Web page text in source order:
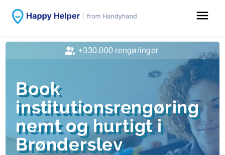
menu
Book
institutionsrengøring
nemt og hurtigt i
Brønderslev
+330.000 rengøringer